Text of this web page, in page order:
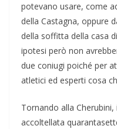
potevano usare, come
della Castagna, oppure
della soffitta della casa
ipotesi però non
due coniugi poiché per
atletici ed esperti cosa
Tornando alla
accoltellata